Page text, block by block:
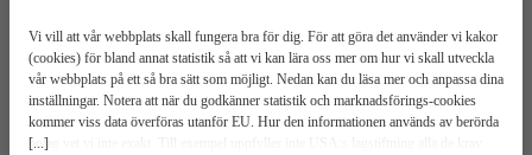
[...]
Vi vill att vår webbplats skall fungera bra för dig. För att göra det använder vi kakor
(cookies) för bland annat statistik så att vi kan lära oss mer om hur vi skall utveckla
vår webbplats på ett så bra sätt som möjligt. Nedan kan du läsa mer och anpassa dina
inställningar. Notera att när du godkänner statistik och marknadsförings-cookies
kommer viss data överföras utanför EU. Hur den informationen används av berörda
bolag vet vi inte exakt. Till exempel uppfyller inte USA:s lagstiftning alla de krav
Slagskruvdragare Mer information
HiKOKI WH 18DBDL2